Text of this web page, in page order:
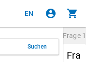
EN account_circle shopping_cart
Suchen
Frage
Fra